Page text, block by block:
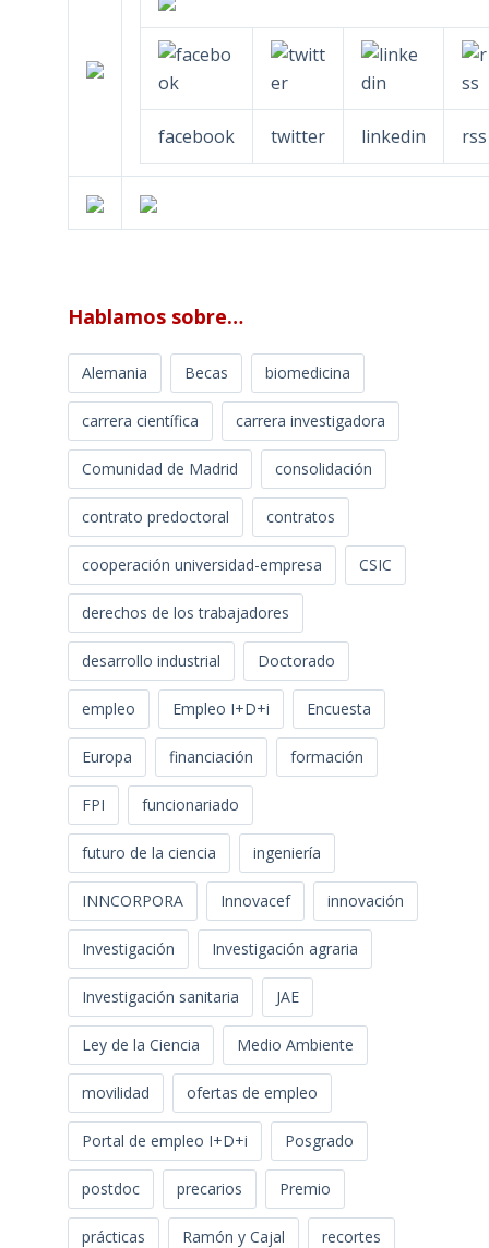
facebook twitter linkedin rss
Hablamos sobre…
Alemania Becas biomedicina
carrera científica carrera investigadora
Comunidad de Madrid consolidación
contrato predoctoral contratos
cooperación universidad-empresa CSIC
derechos de los trabajadores
desarrollo industrial Doctorado
empleo Empleo I+D+i Encuesta
Europa financiación formación
FPI funcionariado
futuro de la ciencia ingeniería
INNCORPORA Innovacef innovación
Investigación Investigación agraria
Investigación sanitaria JAE
Ley de la Ciencia Medio Ambiente
movilidad ofertas de empleo
Portal de empleo I+D+i Posgrado
postdoc precarios Premio
prácticas Ramón y Cajal recortes